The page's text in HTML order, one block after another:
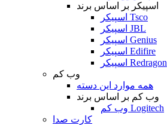
اسپیکر بر اساس برند
اسپیکر Tsco
اسپیکر JBL
اسپیکر Genius
اسپیکر Edifire
اسپیکر Redragon
وب کم
همه موارد این دسته
وب کم بر اساس برند
وب کم Logitech
کارت صدا